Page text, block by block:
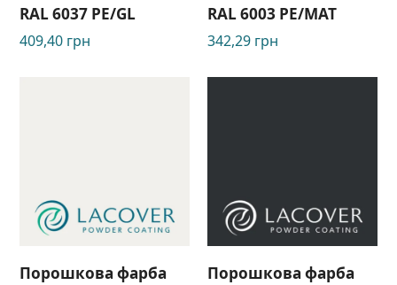
RAL 6037 PE/GL
409,40 грн
RAL 6003 PЕ/МАТ
342,29 грн
Порошкова фарба
Порошкова фарба